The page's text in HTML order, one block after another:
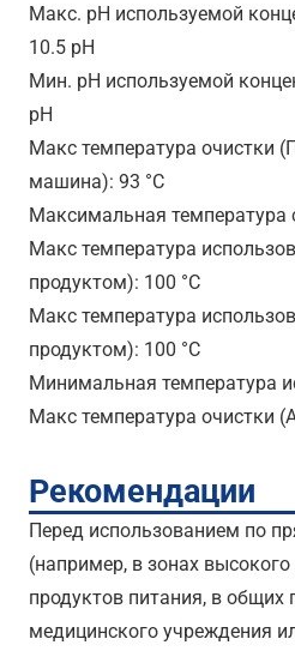
Макс. pH используемой
10.5 pH
Мин. pH используемой
pH
Maкс температура очистки
машина): 93 °C
Максимальная температура
Maкс температура
продуктом): 100 °C
Maкс температура
продуктом): 100 °C
Минимальная температура
Maкс температура очистки
Рекомендации
Перед использованием по
(например, в зонах
продуктов питания, в общих
медицинского учреждения